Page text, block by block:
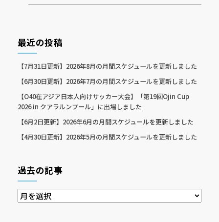
最近の投稿
【7月31日更新】2026年8月の月間スケジュールを更新しました
【6月30日更新】2026年7月の月間スケジュールを更新しました
【O40在アジア日本人向けサッカー大会】「第19回Ojin Cup
2026 in クアラルンプール」に出場しました
【6月2日更新】2026年6月の月間スケジュールを更新しました
【4月30日更新】2026年5月の月間スケジュールを更新しました
過去の記事
過
去